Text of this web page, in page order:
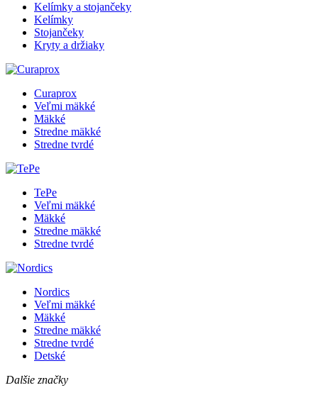
Kelímky a stojančeky
Kelímky
Stojančeky
Kryty a držiaky
Curaprox
Veľmi mäkké
Mäkké
Stredne mäkké
Stredne tvrdé
TePe
Veľmi mäkké
Mäkké
Stredne mäkké
Stredne tvrdé
Nordics
Veľmi mäkké
Mäkké
Stredne mäkké
Stredne tvrdé
Detské
Dalšie značky